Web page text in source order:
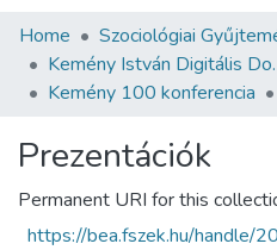
Communities & Collections
All of DSpace
Home
Szociológiai
Kemény
Kemény 100 konferencia
Prezentációk
Permanent URI for this
https://bea.fszek.hu/handle/